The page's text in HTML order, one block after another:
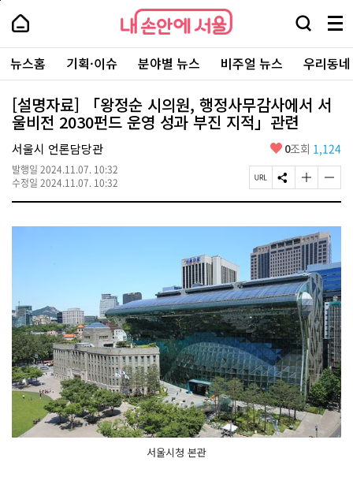
본
로
가
내
손
안
에
서
울
-
서
울
시
대
표
소
통
포
내
손
에
울
검
창
열
기
메
뉴
전
체
보
주
요
서
뉴스홈 기획·이슈 분야별 뉴스 비주얼 뉴스 우리동
[설명자료] 「왕정순 시의원, 행정사무감사에서 서
울비전 2030펀드 운영 성과 부진 지적」관련
서울시 언론담당관
발행일 2024.11.07. 10:32
수정일 2024.11.07. 10:32
좋
요
0조회 1,124
페
이
U
L
복
사
S
N
공
유
하
기
글
자
기
크
게
변
경
하
기
글
자
기
작
게
변
경
하
기
서울시청 본관
페
상
단
로